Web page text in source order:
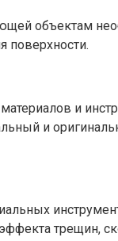
объектам
поверхности.
и
и
трещин,